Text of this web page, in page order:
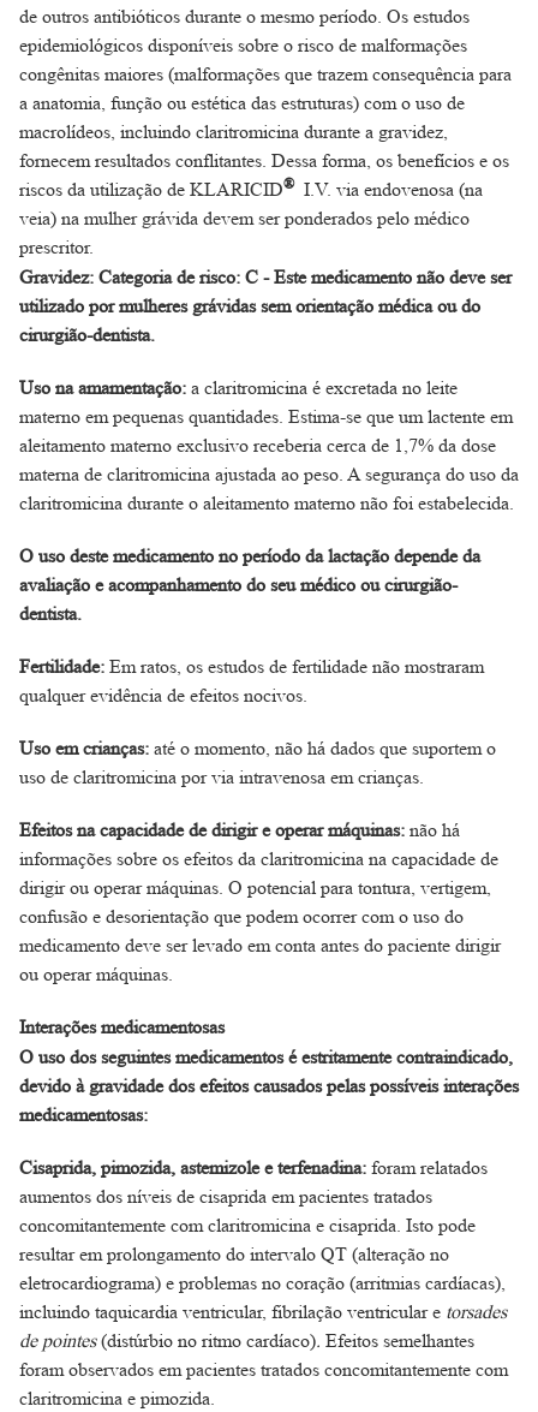
de outros antibióticos durante o mesmo período. Os estudos
epidemiológicos disponíveis sobre o risco de malformações
congênitas maiores (malformações que trazem consequência para
a anatomia, função ou estética das estruturas) com o uso de
macrolídeos, incluindo claritromicina durante a gravidez,
fornecem resultados conflitantes. Dessa forma, os benefícios e os
riscos da utilização de KLARICID®I.V. via endovenosa (na
veia) na mulher grávida devem ser ponderados pelo médico
prescritor.
Gravidez: Categoria de risco: C - Este medicamento não deve ser
utilizado por mulheres grávidas sem orientação médica ou do
cirurgião-dentista.
Uso na amamentação: a claritromicina é excretada no leite
materno em pequenas quantidades. Estima-se que um lactente em
aleitamento materno exclusivo receberia cerca de 1,7% da dose
materna de claritromicina ajustada ao peso. A segurança do uso da
claritromicina durante o aleitamento materno não foi estabelecida.
O uso deste medicamento no período da lactação depende da
avaliação e acompanhamento do seu médico ou cirurgião-
dentista.
Fertilidade: Em ratos, os estudos de fertilidade não mostraram
qualquer evidência de efeitos nocivos.
Uso em crianças: até o momento, não há dados que suportem o
uso de claritromicina por via intravenosa em crianças.
Efeitos na capacidade de dirigir e operar máquinas: não há
informações sobre os efeitos da claritromicina na capacidade de
dirigir ou operar máquinas. O potencial para tontura, vertigem,
confusão e desorientação que podem ocorrer com o uso do
medicamento deve ser levado em conta antes do paciente dirigir
ou operar máquinas.
Interações medicamentosas
O uso dos seguintes medicamentos é estritamente contraindicado,
devido à gravidade dos efeitos causados pelas possíveis interações
medicamentosas:
Cisaprida, pimozida, astemizole e terfenadina: foram relatados
aumentos dos níveis de cisaprida em pacientes tratados
concomitantemente com claritromicina e cisaprida. Isto pode
resultar em prolongamento do intervalo QT (alteração no
eletrocardiograma) e problemas no coração (arritmias cardíacas),
incluindo taquicardia ventricular, fibrilação ventricular e torsades
de pointes(distúrbio no ritmo cardíaco). Efeitos semelhantes
foram observados em pacientes tratados concomitantemente com
claritromicina e pimozida.